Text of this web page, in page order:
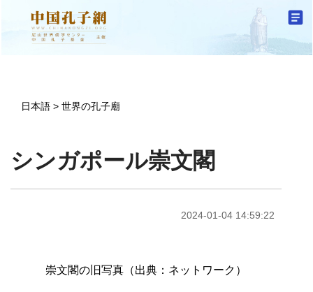
日本語 > 世界の孔子廟
シンガポール崇文閣
2024-01-04 14:59:22
崇文閣の旧写真（出典：ネットワーク）